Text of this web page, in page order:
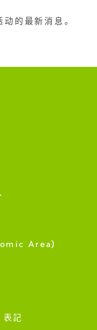
的最新消息。
Area)
表記